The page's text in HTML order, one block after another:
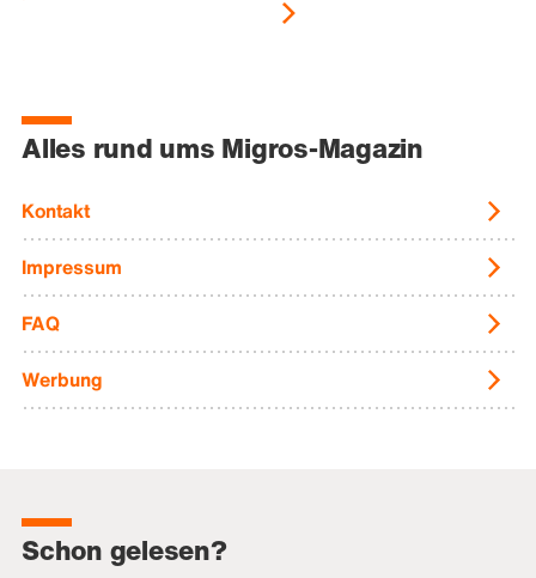
Alles rund ums Migros-Magazin
Kontakt
Impressum
FAQ
Werbung
Schon gelesen?